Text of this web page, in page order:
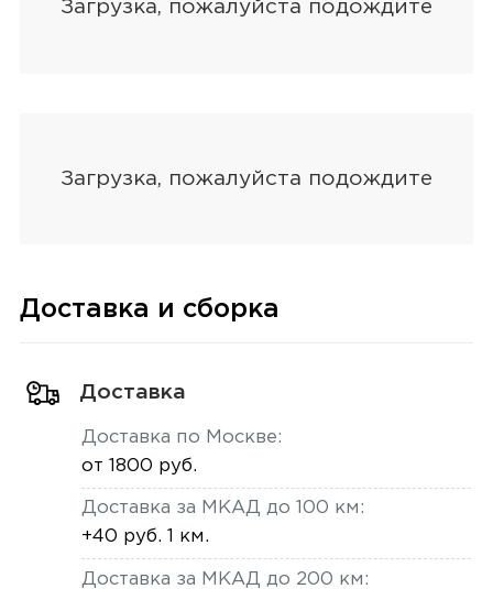
Доставка и сборка
Доставка
Доставка по Москве:
от 1800 руб.
Доставка за МКАД до 100 км:
+40 руб. 1 км.
Доставка за МКАД до 200 км: